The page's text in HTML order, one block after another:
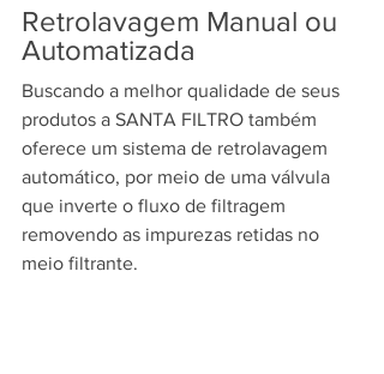
Retrolavagem Manual ou
Automatizada
Buscando a melhor qualidade de seus
produtos a SANTA FILTRO também
oferece um sistema de retrolavagem
automático, por meio de uma válvula
que inverte o fluxo de filtragem
removendo as impurezas retidas no
meio filtrante.